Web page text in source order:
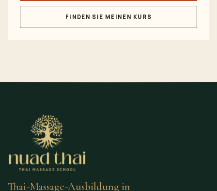
FINDEN SIE MEINEN KURS
Thai-Massage-Ausbildung in